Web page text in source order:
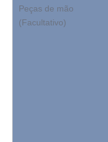
Peças de mão
(Facultativo)